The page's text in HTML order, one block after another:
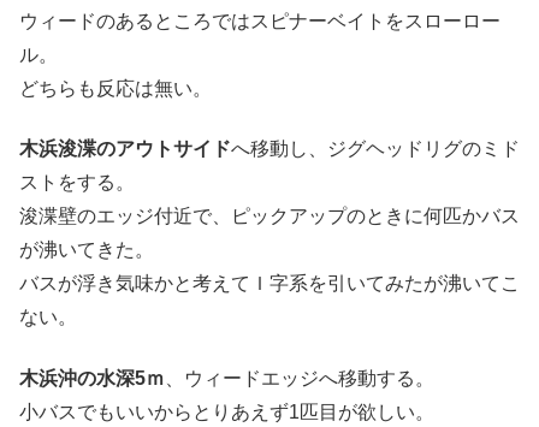
ウィードのあるところではスピナーベイトをスローロー
ル。
どちらも反応は無い。
木浜浚渫のアウトサイドへ移動し、ジグヘッドリグのミド
ストをする。
浚渫壁のエッジ付近で、ピックアップのときに何匹かバス
が沸いてきた。
バスが浮き気味かと考えてＩ字系を引いてみたが沸いてこ
ない。
木浜沖の水深5ｍ 、ウィードエッジへ移動する。
小バスでもいいからとりあえず1匹目が欲しい。